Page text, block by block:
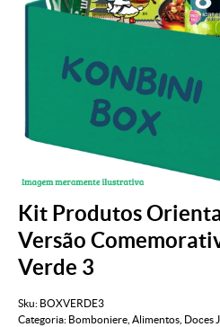
Kit Produtos
Versão
Verde 3
Sku: BOXVERDE3
Categoria: Bomboniere Alimentos Doces